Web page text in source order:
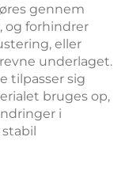
gennem
og forhindrer
eller
underlaget.
tilpasser sig
bruges op,
i